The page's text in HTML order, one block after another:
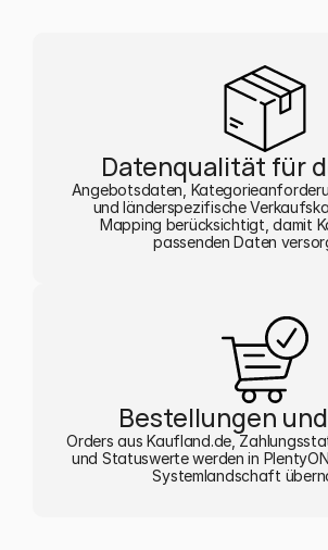
Datenqualität für
Angebotsdaten,
und länderspezifische
Mapping berücksichtigt, damit
passenden Daten
Bestellungen
Orders aus Kaufland.de,
und Statuswerte werden in
Systemlandschaft